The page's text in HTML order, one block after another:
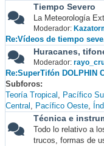
Tiempo Severo
La Meteorología
Moderador:
Re:Vídeos de tiempo
Huracanes,
Moderador:
Re:SuperTifón DOLPHIN
Subforos
Teoría Tropical
Pacífico
Central
Pacífico Oeste
Técnica e
Todo lo relativo a
trucos, formas de